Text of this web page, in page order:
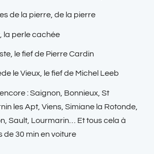
de la pierre, de la pierre
la perle cachée
le fief de Pierre Cardin
le Vieux, le fief de Michel Leeb
: Saignon, Bonnieux, St
les Apt, Viens, Simiane la Rotonde,
Sault, Lourmarin… Et tous cela à
de 30 min en voiture